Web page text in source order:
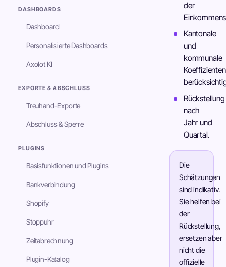
DASHBOARDS
Dashboard
Personalisierte Dashboards
Axolot KI
EXPORTE & ABSCHLUSS
Treuhand-Exporte
Abschluss & Sperre
PLUGINS
Basisfunktionen und Plugins
Bankverbindung
Shopify
Stoppuhr
Zeitabrechnung
Plugin-Katalog
der
Kantonale
und
kommunale
Koeffizienten
Rückstellung
nach
Jahr und
Quartal.
Die
Schätzungen
sind indikativ.
Sie helfen bei
der
Rückstellung,
ersetzen aber
nicht die
offizielle